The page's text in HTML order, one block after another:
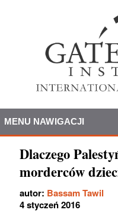
MENU NAWIGACJI
Dlaczego
morderców
autor: Bassam Tawil
4 styczeń 2016